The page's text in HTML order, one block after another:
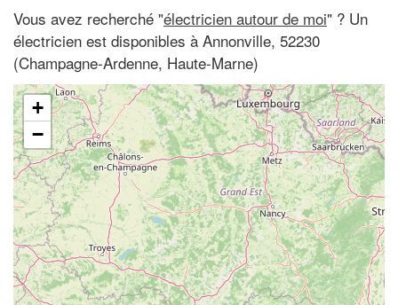
Vous avez recherché "électricien autour de moi" ? Un
électricien est disponibles à Annonville, 52230
(Champagne-Ardenne, Haute-Marne)
+
−